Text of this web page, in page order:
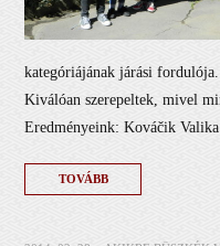
kategóriájának járási
Kiválóan szerepeltek, mivel
Eredményeink: Kováčik
TOVÁBB